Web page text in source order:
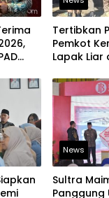
Tertibkan
Pemkot
Lapak Liar
News
Sultra
Panggung